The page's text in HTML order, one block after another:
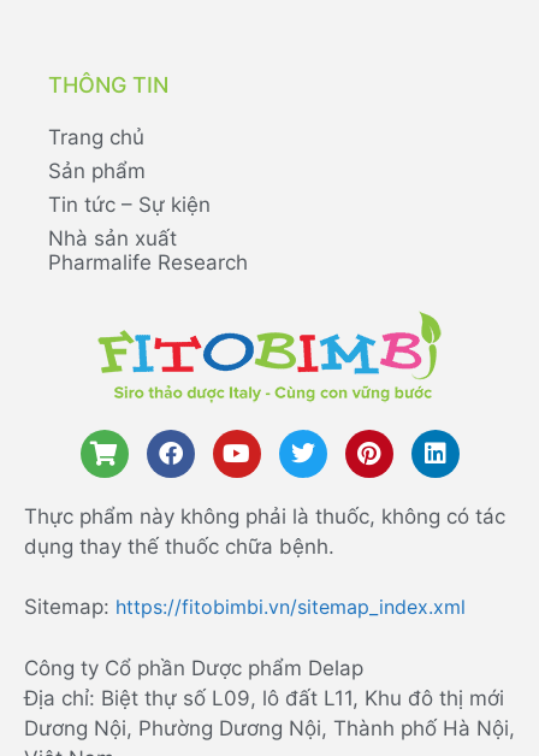
THÔNG TIN
Trang chủ
Sản phẩm
Tin tức – Sự kiện
Nhà sản xuất
Pharmalife Research
Thực phẩm này không phải là thuốc, không có tác
dụng thay thế thuốc chữa bệnh.
Sitemap: https://fitobimbi.vn/sitemap_index.xml
Công ty Cổ phần Dược phẩm Delap
Địa chỉ: Biệt thự số L09, lô đất L11, Khu đô thị mới
Dương Nội, Phường Dương Nội, Thành phố Hà Nội,